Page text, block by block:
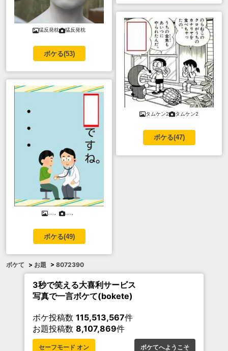
猛反発枕 猛反発枕
ボケる(53)
ボケる(49)
タムケン2 タムケン2
ボケる(47)
ボケて > お題 > 8072390
3秒で笑える大喜利サービス
写真で一言ボケて(bokete)
ボケ投稿数 115,513,567件
お題投稿数 8,107,869件
セーフモード オン ボケてへようこそ